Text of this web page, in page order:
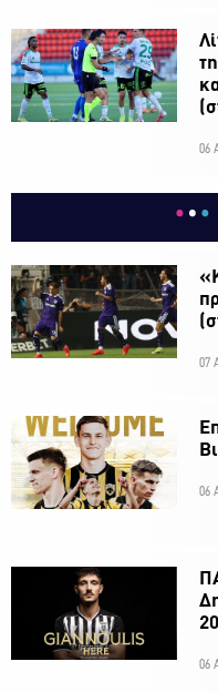
06
07
06
06